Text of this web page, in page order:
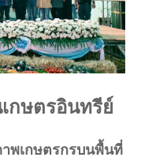
กษตรอินทรีย์
พเกษตรกรบนพื้นที่